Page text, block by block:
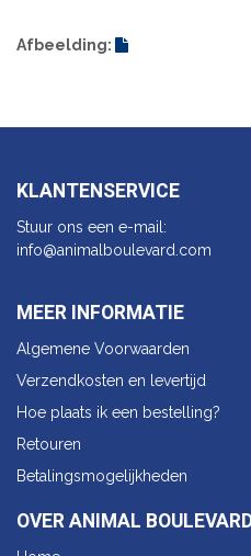
Afbeelding:
KLANTENSERVICE
Stuur ons een e-mail:
info@animalbo​ulevard.com
MEER INFORMATIE
Algemene Voorwaarden
Verzendkosten en levertijd
Hoe plaats ik een bestelling?
Retouren
Betalingsmogelijkheden
OVER ANIMAL